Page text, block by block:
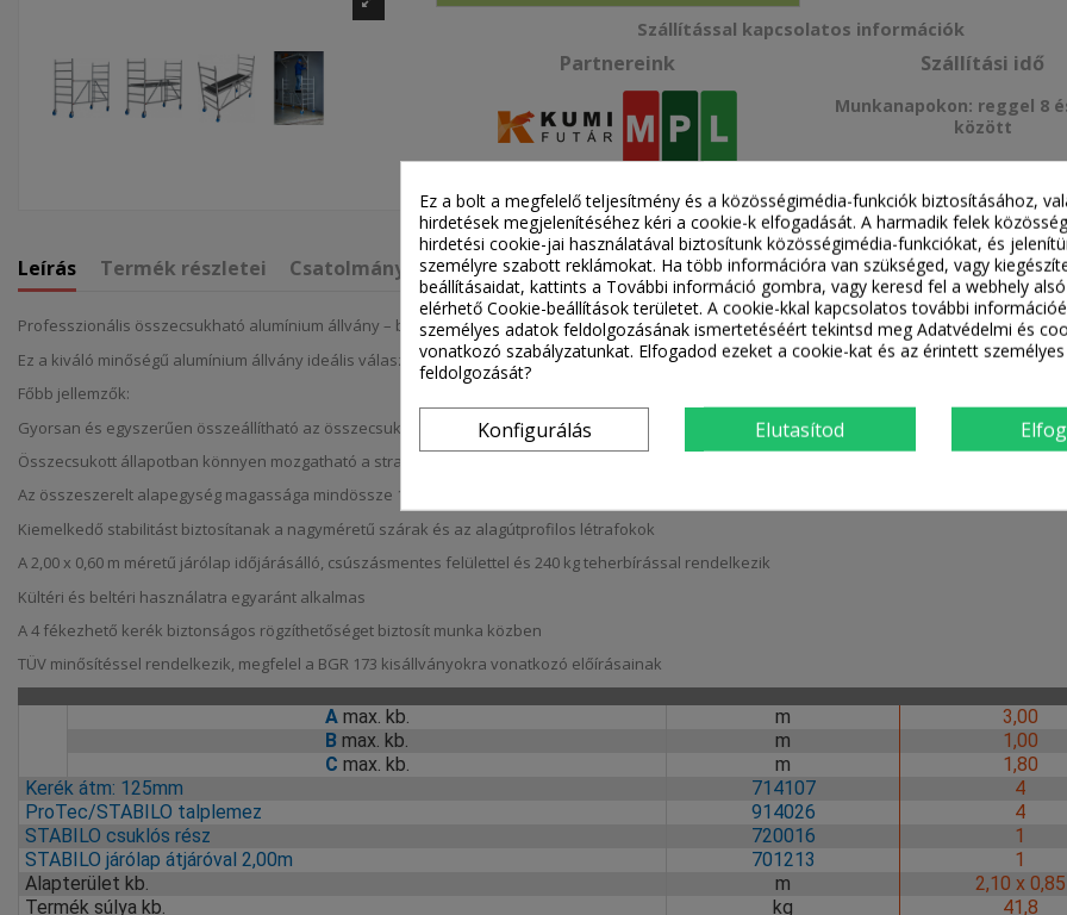
Szállítással kapcsolatos információk
Partnereink Szállítási idő
Munkanapokon: reggel 8
között
Leírás Termék részletei Csatolmányok Részletek Krause
Professzionális összecsukható alumínium állvány – beltéri és kültéri használatra
Ez a kiváló minőségű alumínium állvány ideális választás mindennapi munkálatokhoz, legyen szó beltéri vagy kültéri feladatokról. Könnyű,
Főbb jellemzők:
Gyorsan és egyszerűen összeállítható az összecsukható alapegységnek köszönhetően
Összecsukott állapotban könnyen mozgatható a strapabíró kerekek segítségével
Az összeszerelt alapegység magassága mindössze 1,80 m, így ajtókon is könnyedén átfér
Kiemelkedő stabilitást biztosítanak a nagyméretű szárak és az alagútprofilos létrafokok
A 2,00 x 0,60 m méretű járólap időjárásálló, csúszásmentes felülettel és 240 kg teherbírással rendelkezik
Kültéri és beltéri használatra egyaránt alkalmas
A 4 fékezhető kerék biztonságos rögzíthetőséget biztosít munka közben
TÜV minősítéssel rendelkezik, megfelel a BGR 173 kisállványokra vonatkozó előírásainak
Amax. kb. m
3,00
B max. kb. m
1,00
C max. kb. m
1,80
Kerék átm: 125mm
714107
4
ProTec/STABILO talplemez
914026
4
STABILO csuklós rész
720016
1
STABILO járólap átjáróval 2,00m
701213
1
Alapterület kb.
m
2,10 x 0,85
Termék súlya kb.
kg 41,8
Ez a bolt a megfelelő teljesítmény és a közösségimédia-funkciók biztosításához,
hirdetések megjelenítéséhez kéri a cookie-k elfogadását. A harmadik felek
hirdetési cookie-jai használatával biztosítunk közösségimédia-funkciókat, és
személyre szabott reklámokat. Ha több információra van szükséged, vagy
beállításaidat, kattints a További információ gombra, vagy keresd fel a webhely
elérhető Cookie-beállítások területet. A cookie-kkal kapcsolatos további
személyes adatok feldolgozásának ismertetéséért tekintsd meg Adatvédelmi és
vonatkozó szabályzatunkat. Elfogadod ezeket a cookie-kat és az érintett
feldolgozását?
Konfigurálás Elutasítod